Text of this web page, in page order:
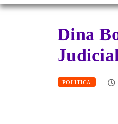
Dina
POLITICA